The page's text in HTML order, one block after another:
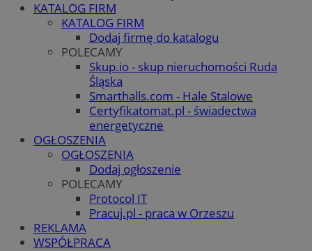
KATALOG FIRM
KATALOG FIRM
Dodaj firmę do katalogu
POLECAMY
Skup.io - skup nieruchomości Ruda
Śląska
Smarthalls.com - Hale Stalowe
Certyfikatomat.pl - świadectwa
energetyczne
OGŁOSZENIA
OGŁOSZENIA
Dodaj ogłoszenie
POLECAMY
Protocol IT
Pracuj.pl - praca w Orzeszu
REKLAMA
WSPÓŁPRACA